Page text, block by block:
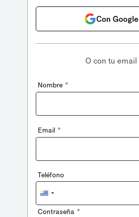
Con Google
O con tu email
Nombre *
Email *
Teléfono
Uruguay
+598
Contraseña *